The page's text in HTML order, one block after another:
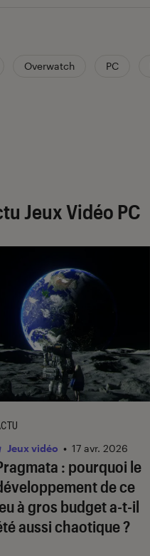
Overwatch PC
Jeux Vidéo PC
: pourquoi le
de ce
à gros budget a-t-il
aussi chaotique ?
Jeux vidéo • 17 avr. 2026